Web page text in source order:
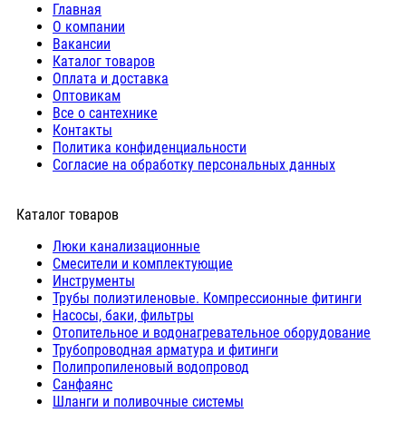
Главная
О компании
Вакансии
Каталог товаров
Оплата и доставка
Оптовикам
Все о сантехнике
Контакты
Политика конфиденциальности
Согласие на обработку персональных данных
Каталог товаров
Люки канализационные
Cмесители и комплектующие
Инструменты
Трубы полиэтиленовые. Компрессионные фитинги
Насосы, баки, фильтры
Отопительное и водонагревательное оборудование
Трубопроводная арматура и фитинги
Полипропиленовый водопровод
Санфаянс
Шланги и поливочные системы